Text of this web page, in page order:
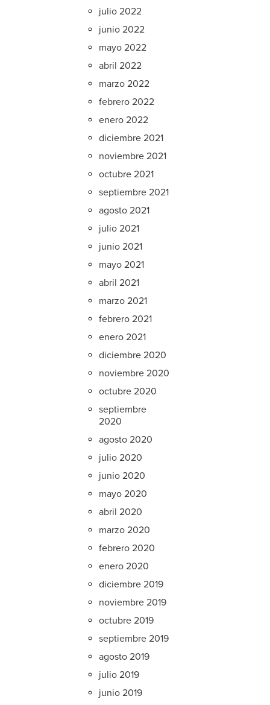
julio 2022
junio 2022
mayo 2022
abril 2022
marzo 2022
febrero 2022
enero 2022
diciembre 2021
noviembre 2021
octubre 2021
septiembre 2021
agosto 2021
julio 2021
junio 2021
mayo 2021
abril 2021
marzo 2021
febrero 2021
enero 2021
diciembre 2020
noviembre 2020
octubre 2020
septiembre
2020
agosto 2020
julio 2020
junio 2020
mayo 2020
abril 2020
marzo 2020
febrero 2020
enero 2020
diciembre 2019
noviembre 2019
octubre 2019
septiembre 2019
agosto 2019
julio 2019
junio 2019